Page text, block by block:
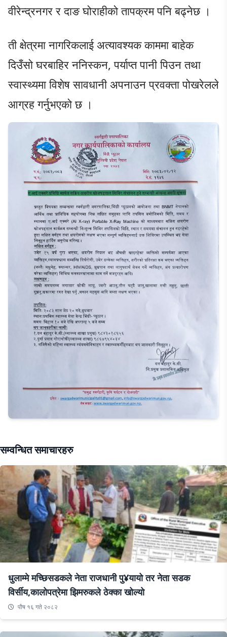
वीरेन्द्रनगर र दाङ घोराहीको तापक्रम पनि बढ्नेछ ।
ती क्षेत्रमा नागरिकलाई अत्यावश्यक काममा बाहेक
दिउँसो घरबाहिर ननिस्कन, पर्याप्त पानी पिउन तथा
स्वास्थ्यमा विशेष सावधानी अपनाउन प्रवक्ता पोखरेलले
आग्रह गर्नुभएको छ ।
सम्वन्धित समाचारहरु
धुलाम्मे मच्छिसडकले नेता राजधानी पु¥यायो तर नेता सडक
विर्सीय,कालोपत्रेमा झिमरुकले ठेक्का खोल्यो
पौष १६ गते २०८२